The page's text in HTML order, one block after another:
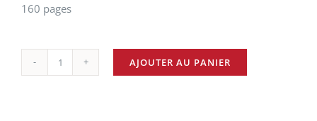
160 pages
quantité
AJOUTER AU PANIER